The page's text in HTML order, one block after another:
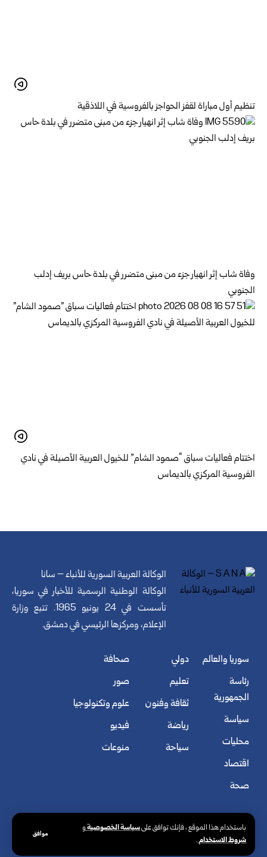
باستخدام هذا الموقع ، فإنك توافق علىسياسة الخصوصيةو
شروط الاستخدام.
موافق
تنظيم أول مباراة لقفز الحواجز بالفروسية في اللاذقية
وفاة شاب إثر انهيار جزء من مبنى متضرر في بلدة حاس بريف إدلب
الجنوبي
اختتام فعاليات سباق “صمود الشام” للخيول العربية الأصيلة في نادي
الفروسية المركزي بالديماس
الوكالة العربية السورية للأنباء – سانا
الوكالة الوطنية الرسمية للأخبار في سوريا،
تأسست في 24 يونيو 1965. تتبع وزارة
الإعلام، ومركزها الرئيسي في دمشق.
سوريا والعالم
رئاسة
الجمهورية
سياسة
محليات
اقتصاد
صحة
دولي
تعليم
ثقافة وفنون
رياضة
سياحة
صحافة
صور
علوم وتكنولوجيا
فيديو
منوعات
© الوكالة العربية السورية للأنباء. كافة الحقوق محفوظة.